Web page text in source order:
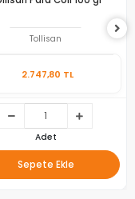
Tollisan
2.747,80 TL
Adet
Sepete Ekle